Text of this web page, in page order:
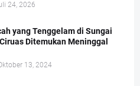
24, 2026
yang Tenggelam di Sungai
Ditemukan Meninggal
13, 2024